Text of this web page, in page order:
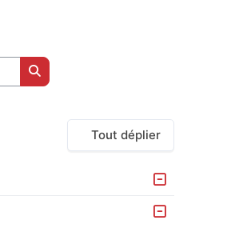
Rechercher des cours
Tout déplier